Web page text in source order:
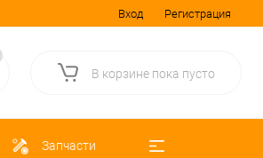
Вход Регистрация
В корзине пока пусто
Запчасти